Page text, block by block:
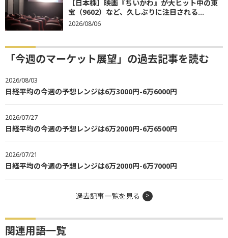
【日本株】映画『ちいかわ』が大ヒット中の東
宝（9602）など、久しぶりに注目される...
2026/08/06
「今週のマーケット展望」の過去記事を読む
2026/08/03
日経平均の今週の予想レンジは6万3000円-6万6000円
2026/07/27
日経平均の今週の予想レンジは6万2000円-6万6500円
2026/07/21
日経平均の今週の予想レンジは6万2000円-6万7000円
過去記事一覧を見る
関連用語一覧